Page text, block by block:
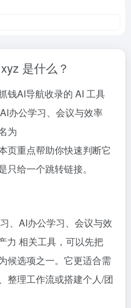
是什么？
钱AI导航收录的 AI 工具
办公学习、会议与效率
为
页重点帮助你快速判断它
给一个跳转链接。
、AI办公学习、会议与效
力 相关工具，可以先把
候选项之一。它更适合需
整理工作流或搭建个人/团